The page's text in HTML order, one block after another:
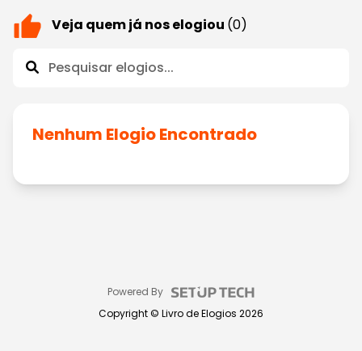
Veja quem já nos elogiou (0)
Nenhum Elogio Encontrado
Powered By
Copyright © Livro de Elogios 2026